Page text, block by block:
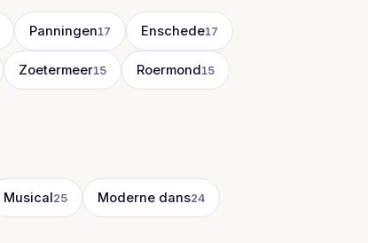
Panningen17 Enschede17
Zoetermeer15 Roermond15
Musical25 Moderne dans24